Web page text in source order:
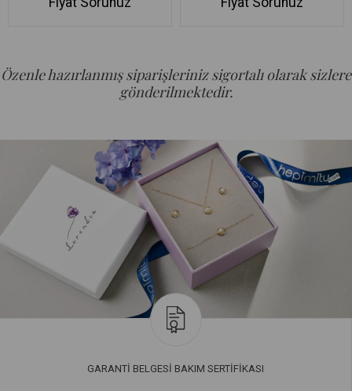
Özenle hazırlanmış siparişleriniz sigortalı olarak sizlere
gönderilmektedir.
GARANTİ BELGESİ BAKIM SERTİFİKASI